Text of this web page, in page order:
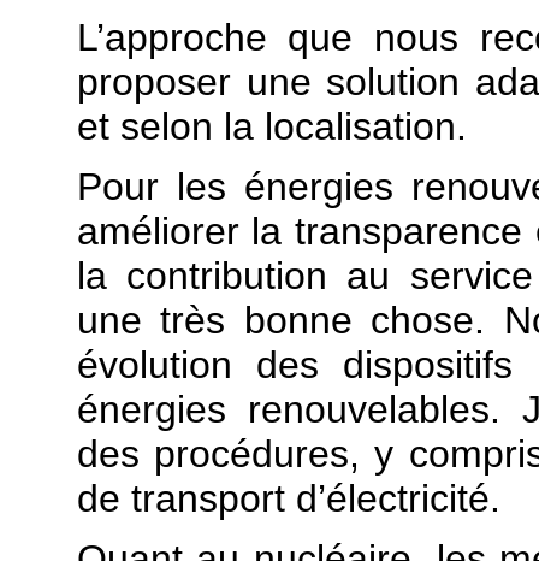
L’approche que nous
proposer une solution
et selon la localisation.
Pour les énergies
améliorer la
la contribution au
une très bonne chose.
évolution des
énergies renouvelables.
des procédures, y
de transport d’électricité.